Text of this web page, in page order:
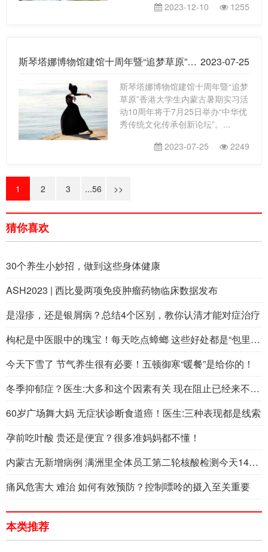
2023-12-10
1255
2023-07-25
斯琴塔娜博物馆建馆十周年暨“追梦草原”香港大学生内蒙古暑期实习活动10周年即将推出“中华优秀传统文化传承创新论坛”
斯琴塔娜博物馆建馆十周年暨“追梦
草原”香港大学生内蒙古暑期实习活
动10周年将于7月25日举办“中华优
秀传统文化传承创新论坛”。...
2023-07-25
2249
1 2 3 ...56 >>
猜你喜欢
30个养生小妙招，做到这些身体健康
ASH2023 | 西比曼两项免疫肿瘤药物临床数据发布
是湿疹，还是银屑病？总结4个区别，教你认清才能对症治疗
枸杞是中医眼中的瑰宝！每天吃点蟑螂 这些好处都是“包里的”
今天下雪了 节气养生很有必要！五顿御寒“暖餐”是给你的！
冬季抑郁症？医生:大多和这个因素有关 现在阻止已经来不及了！
60岁广场舞大妈 无症状诊断食道癌！医生:三种表现都是线索
孕前吃叶酸 贵还是便宜？很多准妈妈都不懂！
内蒙古无新增病例 满洲里全体员工第二轮核酸检测今天14点开始
痛风危害大 难治 如何有效预防？控制嘌呤的摄入至关重要
本类推荐